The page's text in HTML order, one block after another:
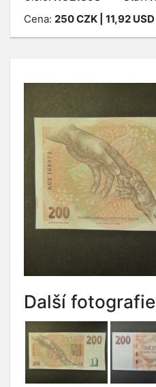
Cena: 250CZK | 11,92
Další fotografie